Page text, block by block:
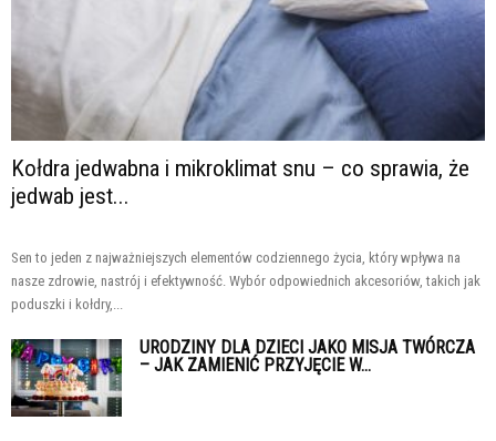
Kołdra jedwabna i mikroklimat snu – co sprawia, że
jedwab jest...
Sen to jeden z najważniejszych elementów codziennego życia, który wpływa na
nasze zdrowie, nastrój i efektywność. Wybór odpowiednich akcesoriów, takich jak
poduszki i kołdry,...
URODZINY DLA DZIECI JAKO MISJA TWÓRCZA
– JAK ZAMIENIĆ PRZYJĘCIE W...